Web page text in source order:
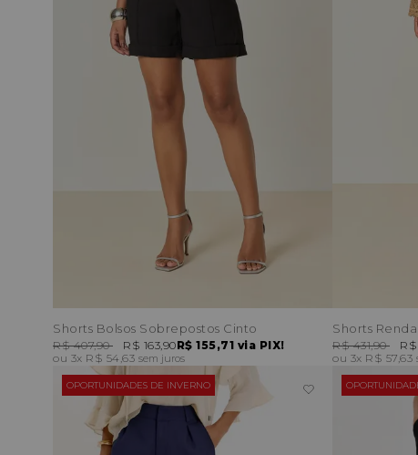
Shorts Bolsos Sobrepostos Cinto
R$ 155,71 via PIX!
R$ 407,90
R$ 163,90
3x R$ 54,63 sem juros
Shorts
R$ 431,90
R$
3x R$ 57,63
OPORTUNIDADES DE INVERNO